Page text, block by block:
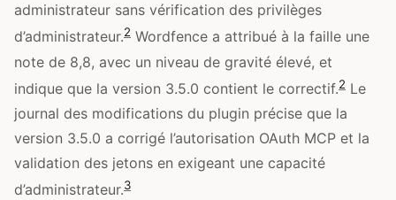
administrateur sans vérification des privilèges
d’administrateur.2 Wordfence a attribué à la faille une
note de 8,8, avec un niveau de gravité élevé, et
indique que la version 3.5.0 contient le correctif.2 Le
journal des modifications du plugin précise que la
version 3.5.0 a corrigé l’autorisation OAuth MCP et la
validation des jetons en exigeant une capacité
d’administrateur.3